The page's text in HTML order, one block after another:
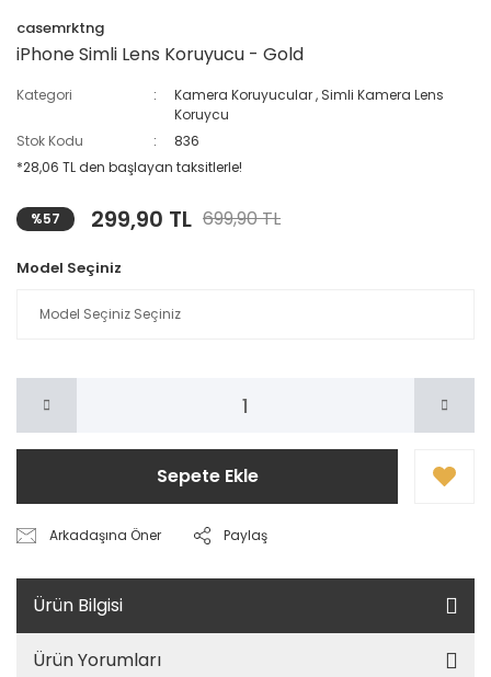
casemrktng
iPhone Simli Lens Koruyucu - Gold
Kategori Kamera Koruyucular, Simli Kamera Lens
Koruycu
Stok Kodu
836
*28,06 TL den başlayan taksitlerle!
%57 299,90 TL 699,90 TL
Model Seçiniz
Sepete Ekle
Arkadaşına Öner Paylaş
Ürün Bilgisi
Ürün Yorumları